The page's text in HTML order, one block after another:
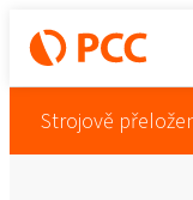
Strojově